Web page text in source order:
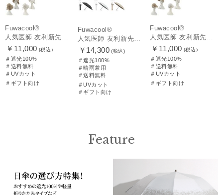
Fuwacool®
￥11,000 (税込)
＃遮光100%
＃送料無料
＃UVカット
＃ギフト向け
Fuwacool®
￥14,300 (税込)
＃遮光100%
＃晴雨兼用
＃送料無料
＃UVカット
＃ギフト向け
Fuwacool®
￥11,000 (税込)
＃遮光100%
＃送料無料
＃UVカット
＃ギフト向け
Feature